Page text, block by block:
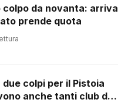
da novanta: arriva
prende quota
colpi per il Pistoia
anche tanti club del